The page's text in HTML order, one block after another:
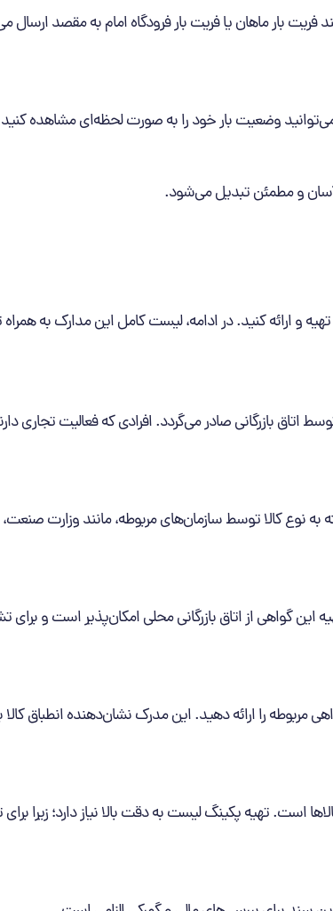
بار ماهان یا فریت بار فرودگاه امام به مقصد
وضعیت بار خود را به ‌صورت لحظه‌ای مشاهده کنید.
آسان و مطمئن تبدیل می‌شود.
و ارائه کنید. در ادامه، لیست کامل این مدارک به
بازرگانی صادر می‌گردد. افرادی که فعالیت تجاری
به نوع کالا توسط سازمان‌های مربوطه، مانند وزارت
گواهی از اتاق بازرگانی محلی امکان‌پذیر است و برای
را ارائه دهید. این مدرک نشان‌دهنده انطباق کالا
است. تهیه پکینگ لیست به دقت بالا نیاز دارد؛ زیرا